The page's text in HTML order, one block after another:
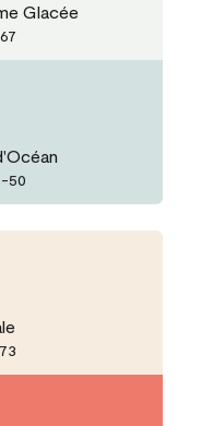
Glacée
50